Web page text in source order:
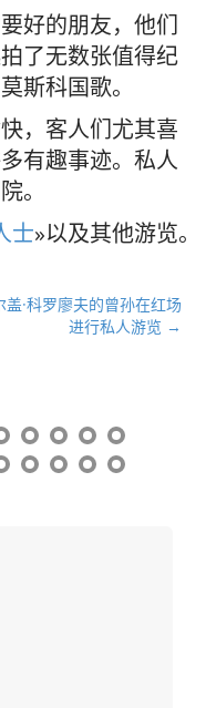
好的朋友，他们
了无数张值得纪
斯科国歌。
，客人们尤其喜
有趣事迹。私人
。
士»以及其他游览。
盖·科罗廖夫的曾孙在红场
进行私人游览 →